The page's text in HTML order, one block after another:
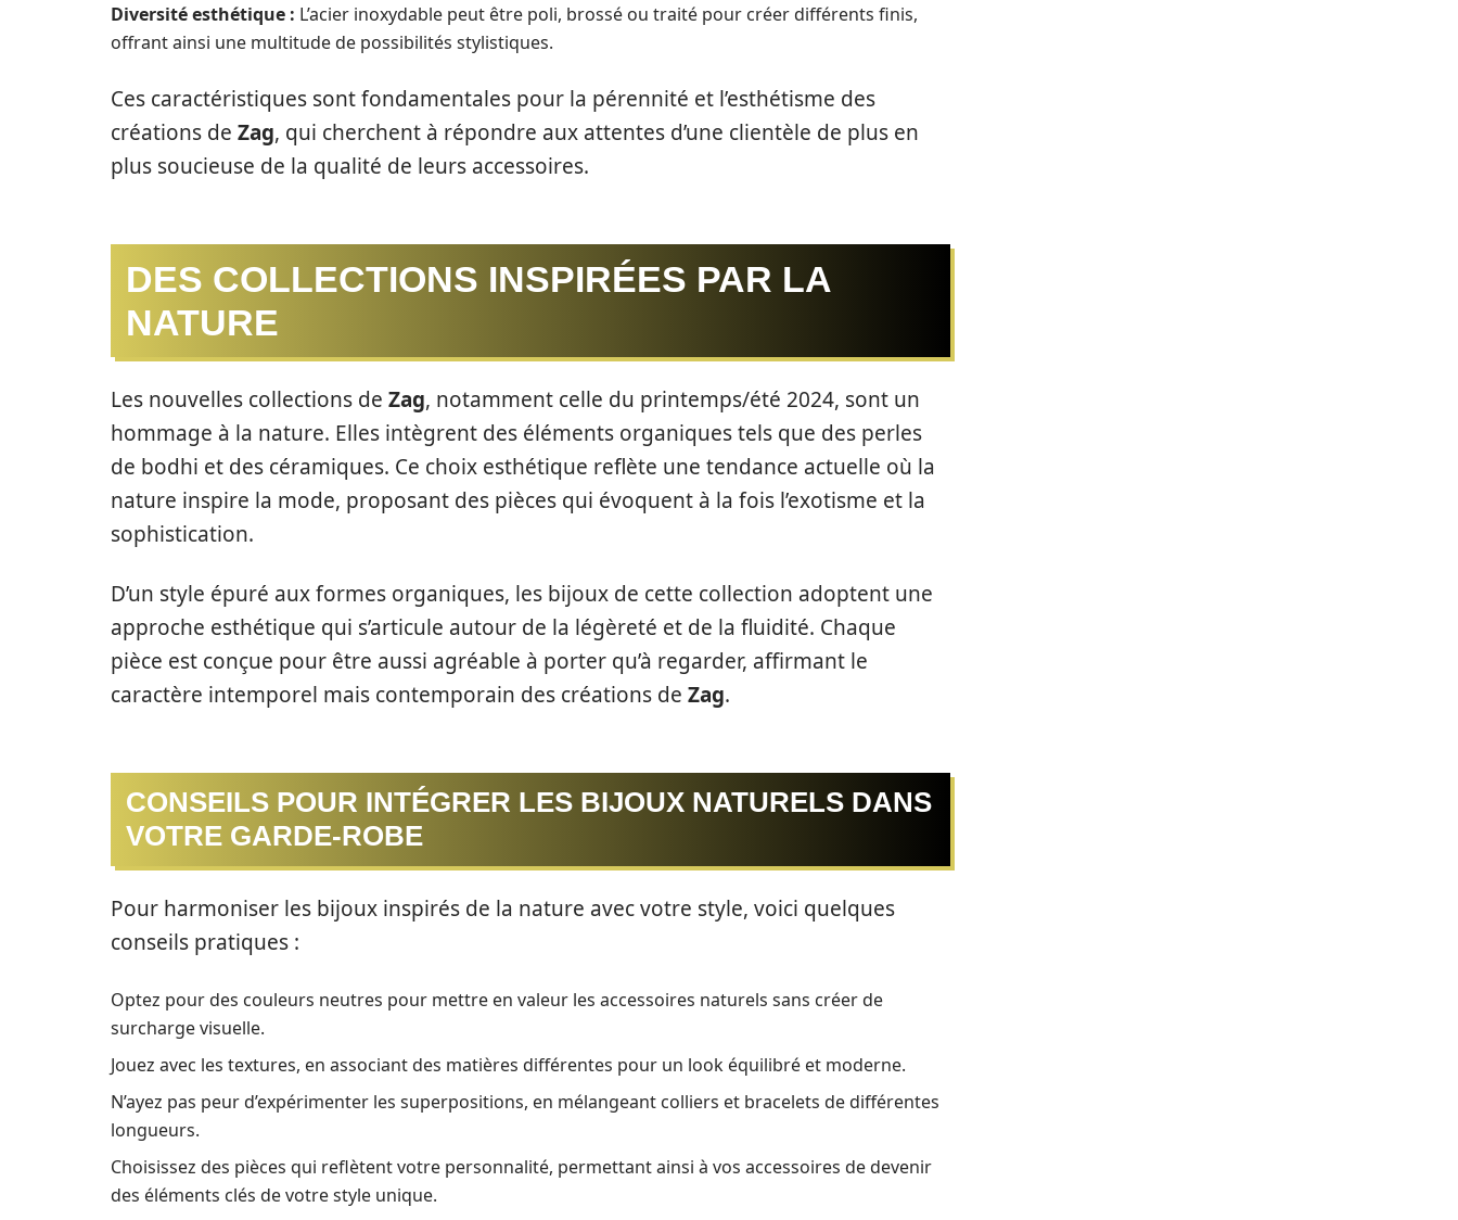
Diversité esthétique : L’acier inoxydable peut être poli, brossé ou traité pour créer différents finis,
offrant ainsi une multitude de possibilités stylistiques.
Ces caractéristiques sont fondamentales pour la pérennité et l’esthétisme des
créations de Zag, qui cherchent à répondre aux attentes d’une clientèle de plus en
plus soucieuse de la qualité de leurs accessoires.
DES COLLECTIONS INSPIRÉES PAR LA
NATURE
Les nouvelles collections de Zag, notamment celle du printemps/été 2024, sont un
hommage à la nature. Elles intègrent des éléments organiques tels que des perles
de bodhi et des céramiques. Ce choix esthétique reflète une tendance actuelle où la
nature inspire la mode, proposant des pièces qui évoquent à la fois l’exotisme et la
sophistication.
D’un style épuré aux formes organiques, les bijoux de cette collection adoptent une
approche esthétique qui s’articule autour de la légèreté et de la fluidité. Chaque
pièce est conçue pour être aussi agréable à porter qu’à regarder, affirmant le
caractère intemporel mais contemporain des créations de Zag.
CONSEILS POUR INTÉGRER LES BIJOUX NATURELS DANS
VOTRE GARDE-ROBE
Pour harmoniser les bijoux inspirés de la nature avec votre style, voici quelques
conseils pratiques :
Optez pour des couleurs neutres pour mettre en valeur les accessoires naturels sans créer de
surcharge visuelle.
Jouez avec les textures, en associant des matières différentes pour un look équilibré et moderne.
N’ayez pas peur d’expérimenter les superpositions, en mélangeant colliers et bracelets de différentes
longueurs.
Choisissez des pièces qui reflètent votre personnalité, permettant ainsi à vos accessoires de devenir
des éléments clés de votre style unique.